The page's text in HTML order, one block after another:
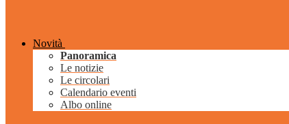
Novità
Panoramica
Le notizie
Le circolari
Calendario eventi
Albo online